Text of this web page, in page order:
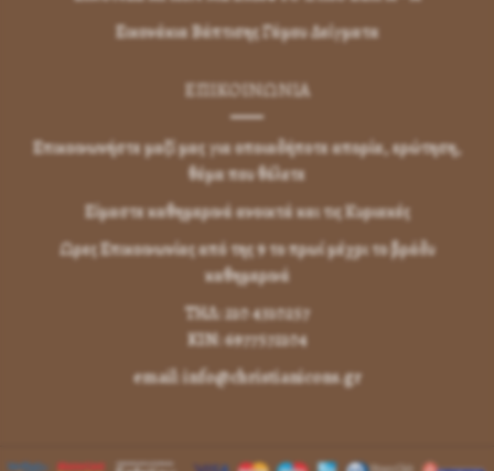
Εικονάκια Βάπτισης Γάμου Δείγματα
ΕΠΙΚΟΙΝΩΝΊΑ
Επικοινωνήστε μαζί μας για οποιαδήποτε απορία, ερώτηση,
θέμα που θέλετε
Είμαστε καθημερινά ανοικτά και τις Κυριακές
Ωρες Επικοινωνίας από της 9 το πρωί μέχρι το βράδυ
καθημερινά
ΤΗΛ: 210 4310257
KIN: 6977572104
email: info@christianicons.gr